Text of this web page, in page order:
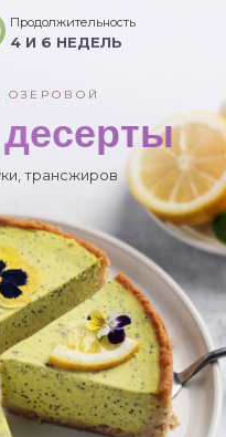
Продолжительность
4 И 6 НЕДЕЛЬ
ОЗЕРОВОЙ
трансжиров